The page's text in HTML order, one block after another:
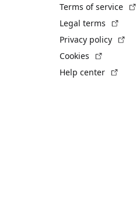
Terms of service
Legal terms
Privacy policy
Cookies
Help center